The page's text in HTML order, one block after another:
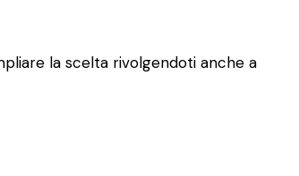
la scelta rivolgendoti anche a